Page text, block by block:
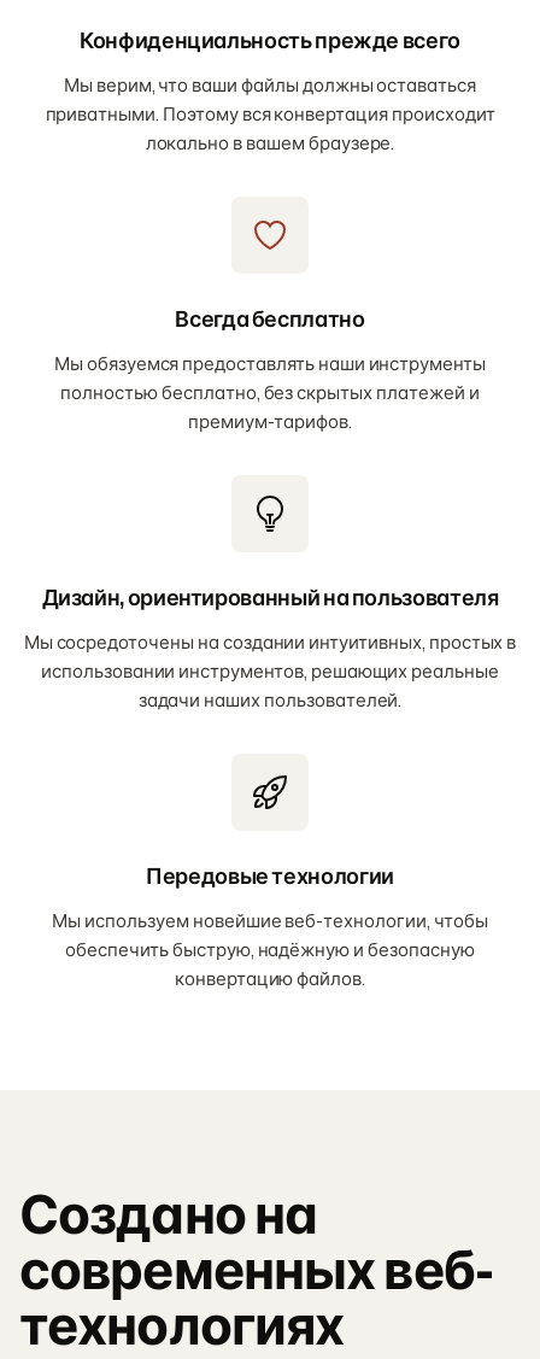
Конфиденциальность прежде всего
Мы верим, что ваши файлы должны оставаться
приватными. Поэтому вся конвертация происходит
локально в вашем браузере.
Всегда бесплатно
Мы обязуемся предоставлять наши инструменты
полностью бесплатно, без скрытых платежей и
премиум-тарифов.
Дизайн, ориентированный на пользователя
Мы сосредоточены на создании интуитивных, простых в
использовании инструментов, решающих реальные
задачи наших пользователей.
Передовые технологии
Мы используем новейшие веб-технологии, чтобы
обеспечить быструю, надёжную и безопасную
конвертацию файлов.
Создано на
современных веб-
технологиях